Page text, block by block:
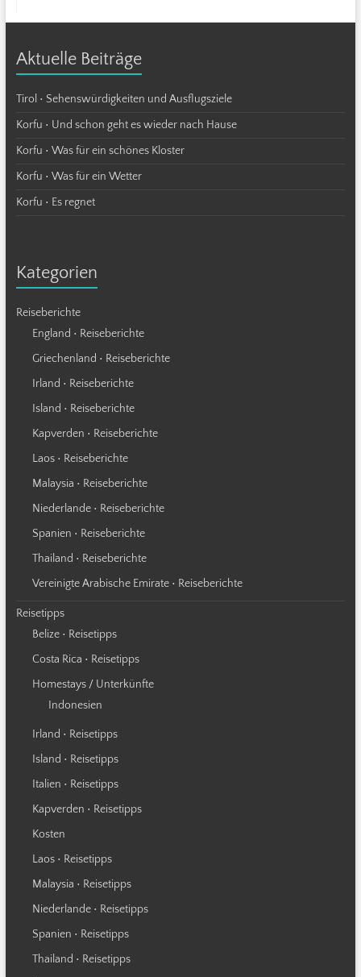
Aktuelle Beiträge
Tirol • Sehenswürdigkeiten und Ausflugsziele
Korfu • Und schon geht es wieder nach Hause
Korfu • Was für ein schönes Kloster
Korfu • Was für ein Wetter
Korfu • Es regnet
Kategorien
Reiseberichte
England • Reiseberichte
Griechenland • Reiseberichte
Irland • Reiseberichte
Island • Reiseberichte
Kapverden • Reiseberichte
Laos • Reiseberichte
Malaysia • Reiseberichte
Niederlande • Reiseberichte
Spanien • Reiseberichte
Thailand • Reiseberichte
Vereinigte Arabische Emirate • Reiseberichte
Reisetipps
Belize • Reisetipps
Costa Rica • Reisetipps
Homestays / Unterkünfte
Indonesien
Irland • Reisetipps
Island • Reisetipps
Italien • Reisetipps
Kapverden • Reisetipps
Kosten
Laos • Reisetipps
Malaysia • Reisetipps
Niederlande • Reisetipps
Spanien • Reisetipps
Thailand • Reisetipps